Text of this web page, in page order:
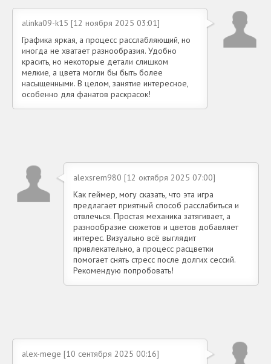
alinka09-k15 [12 ноября 2025 03:01]
Графика яркая, а процесс расслабляющий, но
иногда не хватает разнообразия. Удобно
красить, но некоторые детали слишком
мелкие, а цвета могли бы быть более
насыщенными. В целом, занятие интересное,
особенно для фанатов раскрасок!
alexsrem980 [12 октября 2025 07:00]
Как геймер, могу сказать, что эта игра
предлагает приятный способ расслабиться и
отвлечься. Простая механика затягивает, а
разнообразие сюжетов и цветов добавляет
интерес. Визуально всё выглядит
привлекательно, а процесс расцветки
помогает снять стресс после долгих сессий.
Рекомендую попробовать!
alex-mege [10 сентября 2025 00:16]